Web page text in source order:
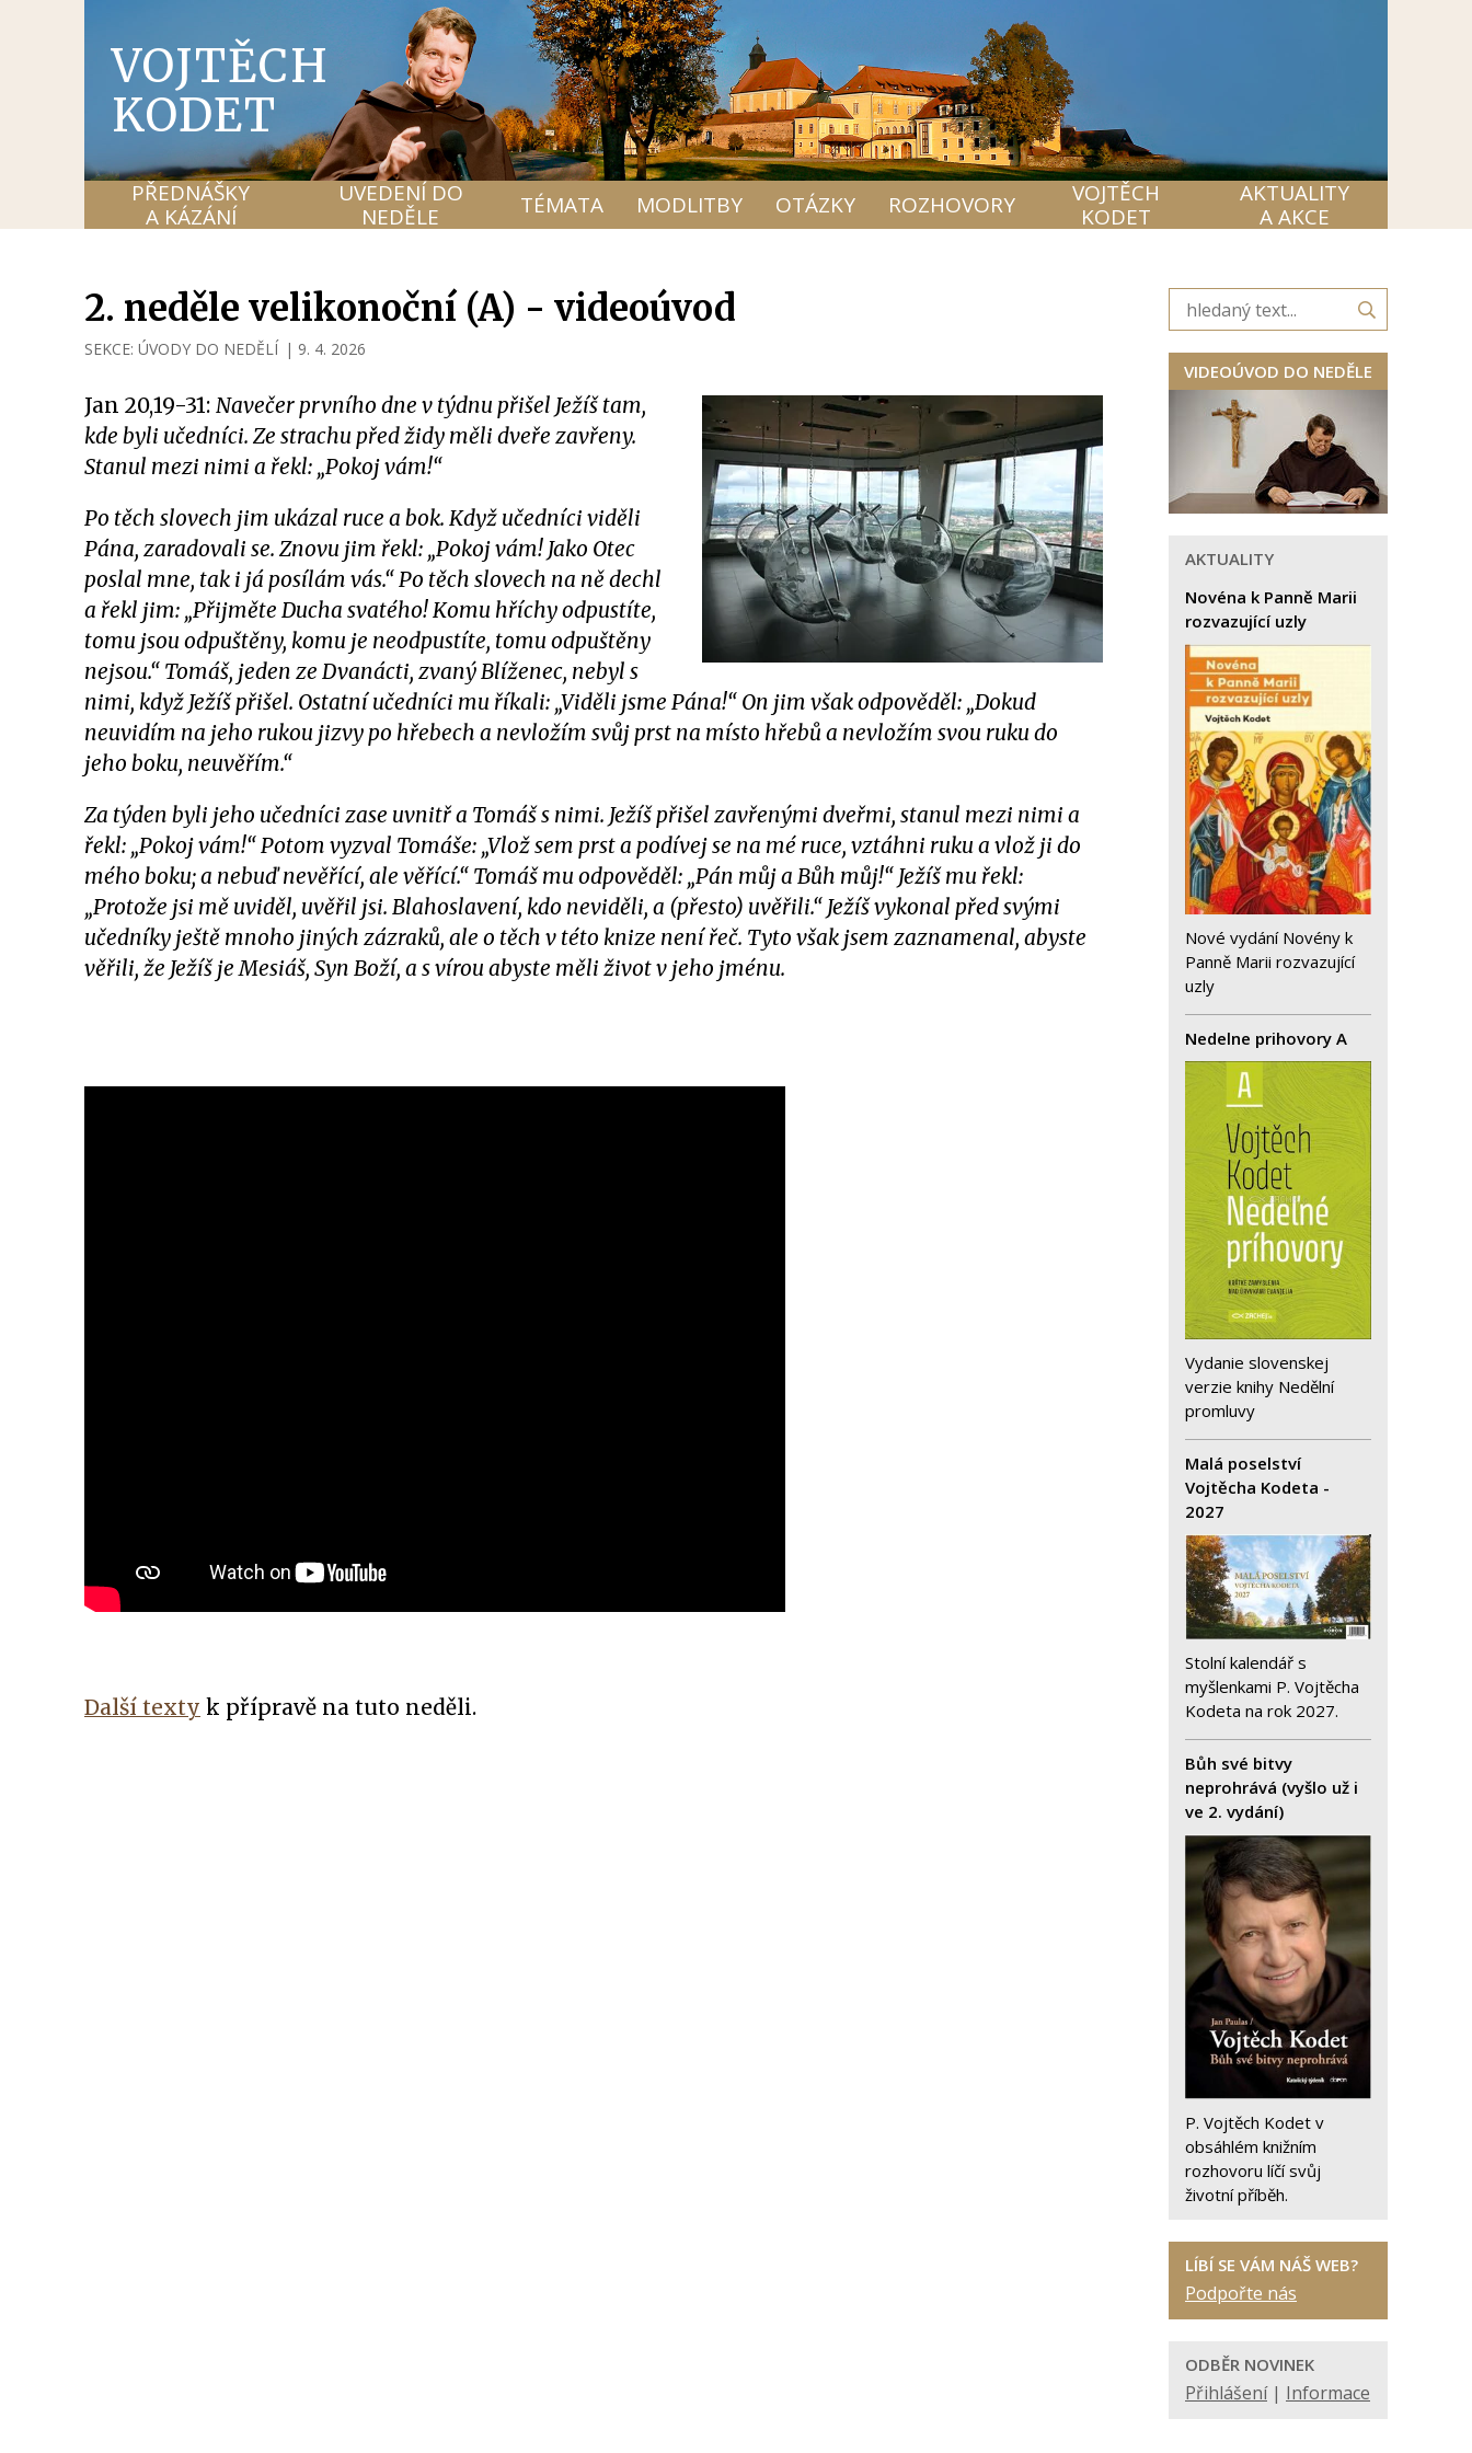
VOJTĚCH
KODET
PŘEDNÁŠKY
A KÁZÁNÍ
UVEDENÍ DO
NEDĚLE
TÉMATA MODLITBY OTÁZKY ROZHOVORY
VOJTĚCH
KODET
AKTUALITY
A AKCE
2. neděle velikonoční (A) - videoúvod
SEKCE: ÚVODY DO NEDĚLÍ | 9. 4. 2026
Jan 20,19-31: Navečer prvního dne v týdnu přišel Ježíš tam,
kde byli učedníci. Ze strachu před židy měli dveře zavřeny.
Stanul mezi nimi a řekl: „Pokoj vám!“
Po těch slovech jim ukázal ruce a bok. Když učedníci viděli
Pána, zaradovali se. Znovu jim řekl: „Pokoj vám! Jako Otec
poslal mne, tak i já posílám vás.“ Po těch slovech na ně dechl
a řekl jim: „Přijměte Ducha svatého! Komu hříchy odpustíte,
tomu jsou odpuštěny, komu je neodpustíte, tomu odpuštěny
nejsou.“ Tomáš, jeden ze Dvanácti, zvaný Blíženec, nebyl s
nimi, když Ježíš přišel. Ostatní učedníci mu říkali: „Viděli jsme Pána!“ On jim však odpověděl: „Dokud
neuvidím na jeho rukou jizvy po hřebech a nevložím svůj prst na místo hřebů a nevložím svou ruku do
jeho boku, neuvěřím.“
Za týden byli jeho učedníci zase uvnitř a Tomáš s nimi. Ježíš přišel zavřenými dveřmi, stanul mezi nimi a
řekl: „Pokoj vám!“ Potom vyzval Tomáše: „Vlož sem prst a podívej se na mé ruce, vztáhni ruku a vlož ji do
mého boku; a nebuď nevěřící, ale věřící.“ Tomáš mu odpověděl: „Pán můj a Bůh můj!“ Ježíš mu řekl:
„Protože jsi mě uviděl, uvěřil jsi. Blahoslavení, kdo neviděli, a (přesto) uvěřili.“ Ježíš vykonal před svými
učedníky ještě mnoho jiných zázraků, ale o těch v této knize není řeč. Tyto však jsem zaznamenal, abyste
věřili, že Ježíš je Mesiáš, Syn Boží, a s vírou abyste měli život v jeho jménu.
Další texty k přípravě na tuto neděli.
VIDEOÚVOD DO NEDĚLE
AKTUALITY
Novéna k Panně Marii
rozvazující uzly
Nové vydání Novény k
Panně Marii rozvazující
uzly
Nedelne prihovory A
Vydanie slovenskej
verzie knihy Nedělní
promluvy
Malá poselství
Vojtěcha Kodeta -
2027
Stolní kalendář s
myšlenkami P. Vojtěcha
Kodeta na rok 2027.
Bůh své bitvy
neprohrává (vyšlo už i
ve 2. vydání)
P. Vojtěch Kodet v
obsáhlém knižním
rozhovoru líčí svůj
životní příběh.
LÍBÍ SE VÁM NÁŠ WEB?
Podpořte nás
ODBĚR NOVINEK
Přihlášení| Informace